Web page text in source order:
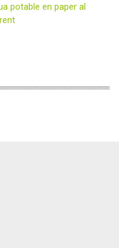
potable en paper al